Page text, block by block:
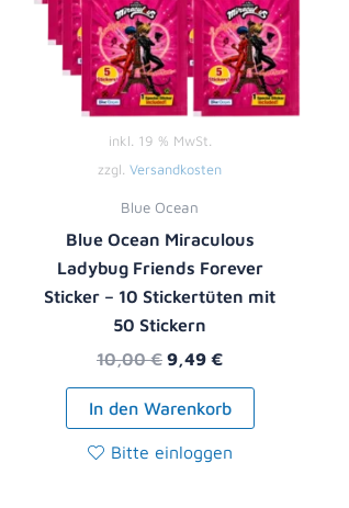
inkl. 19 % MwSt.
zzgl. Versandkosten
Blue Ocean
Blue Ocean Miraculous
Ladybug Friends Forever
Sticker – 10 Stickertüten mit
50 Stickern
10,00€ 9,49 €
In den Warenkorb
Bitte einloggen